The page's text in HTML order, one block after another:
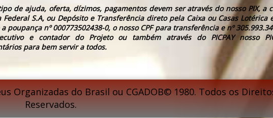
de ajuda, oferta, dízimos, pagamentos devem ser através do nosso PIX, a
S.A, ou Depósito e Transferência direto pela Caixa ou Casas Lotérica
poupança nº 000773502438-0, o nosso CPF para transferência e nº
e contador do Projeto ou também através do PICPAY nosso
para bem servir a todos.
Organizadas do Brasil ou CGADOB© 1980. Todos os
Reservados.